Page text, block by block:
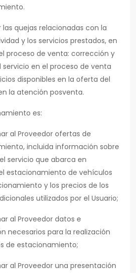
las quejas relacionadas con la
y los servicios prestados, en
proceso de venta: corrección y
servicio en el proceso de venta
disponibles en la oferta del
la atención posventa.
es:
al Proveedor ofertas de
incluida información sobre
servicio que abarca en
estacionamiento de vehículos
y los precios de los
utilizados por el Usuario;
al Proveedor datos e
necesarios para la realización
de estacionamiento;
al Proveedor una presentación